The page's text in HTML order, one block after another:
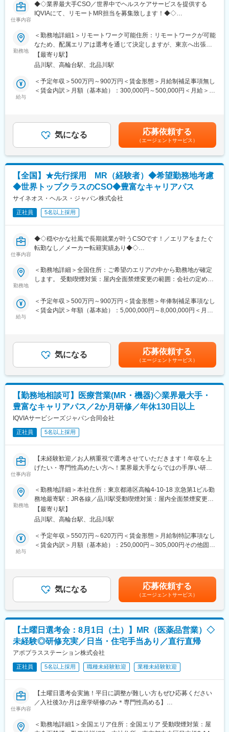
Gm8rqdqY
（2）明確な評価制度
自身の成果や頑張りが客観的に評価され、年収に反映されます。
手当もアップします。つまり、やりがいや努力がきちんと報われ
る報酬制度になっています。
（3）柔軟なキャリア
入社後は希望や経験に応じたプロジェクトに配属します。そのプ
ロジェクトが気に入り、メーカーからオファーを受けた場合、メ
ーカーに転籍することも可能です。オファーや延長依頼があった
としても、別のプロジェクトにチャレンジしたい場合は断ること
あります。
ばれる業種です。「新製品が発売されたため営業を増員したい」
「このエリアで営業活動を拡大したい」といったようなメーカー
からのオーダーに対し自社の社員を派遣しています。同社では転
職せずに様々な医薬品・医療機器を経験し、自身に合った営業ス
タイルを探ることが可能です。また、同社では全国転勤ではなく
地方単位内での転勤などエリアの相談が可能です。
変更の範囲：会社の定める業務
仕事内容
◆◇業界最大手CSO／世界中でヘルスケアサービスを提供する
IQVIAにて、リモートMR担当を募集致します！◆◇
【具体的な業務詳細】
国内トップクラスのプロジェクト受託実績を誇る当社の一員とし
て、医薬品PJなどを中心にリモートMRとしてクライアントビジ
ネス拡大に貢献していただきます。
具体的なプロジェクトは選考の過程でお伝えいたしますので、是
非お気軽にご応募くださいませ！
関与しています
・日本においても業界トップシェアを誇り、常時100以上のPJが
勤務地
＜勤務地詳細1＞リモートワーク可能住所：リモートワークが可能
なため、配属エリアは選考を通じて決定しますが、東京へ出張が
可能な方歓迎です。 受動喫煙対策：屋内全面禁煙＜勤務地詳細2
＞本社住所：東京都港区高輪4-10-18 京急第1ビル勤務地最寄駅：
定める事業所
【最寄り駅】
品川駅、高輪台駅、北品川駅
給与
＜予定年収＞500万円～900万円＜賃金形態＞月給制補足事項無し
＜賃金内訳＞月額（基本給）：300,000円～500,000円＜月給＞
ジェクト稼働手当(35,000円)、外勤日当（1日1,500円／外勤3.5時
間以上）■変動賞与制（6月・12月・3月）※平均実績6ヶ月分■イン
センティブ：3月（対象者）賃金はあくまでも目安の金額であり、
選考を通じて上下する可能性があります。月給(月額)は固定手当を
含めた表記です。
気になる 応募依頼する
（エージェントサービス）
【全国】★先行採用 MR（経験者）◆希望勤務地考慮
◆世界トップクラスのCSO◆豊富なキャリアパス
サイネオス・ヘルス・ジャパン株式会社
正社員 5名以上採用
仕事内容
◆◇穏やかな社風で長期就業が叶うCSOです！／エリアをまたぐ
転勤なし／メーカー転籍実績あり◆◇
■業務内容：
大手製薬会社などを中心としたクライアントのプロジェクトへの
報を収集を行っていただきます。
・新薬のプロモーション
も極力勤務地を考慮させていただきます）
※プロジェクトの状況によっては、選考保留（ご紹介できるプロジ
ェクトが出るまで保留）となる場合もございますのであらかじめ
ご認識の程よろしくお願いします※
■同社の魅力：
（1）充実したサポート体制
配属後は担当マネージャーが丁寧に支援します。日々の仕事の悩
みや、キャリア形成の相談等、伴走者として活躍をサポートしま
す。また知識・スキルレベルを上げるために様々な研修をご用意
自身の成果や頑張りが客観的に評価され、年収に反映されます。
また、在籍年数が増えると永年勤続報奨金や四半期一時金などの
る報酬制度になっています。
（3）柔軟なキャリア
入社後は希望や経験に応じたプロジェクトに配属します。そのプ
ロジェクトが気に入り、メーカーからオファーを受けた場合、メ
ーカーに転籍することも可能です。オファーや延長依頼があった
としても、別のプロジェクトにチャレンジしたい場合は断ること
もできます。また、定期的な面談を通じて、その時々に応じたプ
■同社について：
同社は、医療機器・製薬メーカーの営業領域を支援するCSOと呼
「このエリアで営業活動を拡大したい」といったようなメーカー
からのオーダーに対し自社の社員を派遣しています。同社では転
職せずに様々な医薬品・医療機器を経験し、自身に合った営業ス
タイルを探ることが可能です。また、同社では全国転勤ではなく
地方単位内での転勤などエリアの相談が可能です。
変更の範囲：会社の定める業務
勤務地
＜勤務地詳細＞全国住所：ご希望のエリアの中から勤務地が確定
します。 受動喫煙対策：屋内全面禁煙変更の範囲：会社の定める
給与
＜予定年収＞500万円～900万円＜賃金形態＞年俸制補足事項なし
＜賃金内訳＞年額（基本給）：5,000,000円～8,000,000円＜月額
度支給）※ただし支給条件有。賃金はあくまでも目安の金額であ
り、選考を通じて上下する可能性があります。月給(月額)は固定手
当を含めた表記です。
気になる 応募依頼する
（エージェントサービス）
【勤務地相談可】医療営業(MR・機器)◇業界最大手・
豊富なキャリアパス／2か月研修／年休130日以上
IQVIAサービシーズジャパン合同会社
正社員 5名以上採用
仕事内容
【未経験歓迎／お人柄重視で選考させていただきます！年収を上
げたい・専門性高めたい方へ！業界最大手ならではの手厚い研修
医薬品の営業担当者(MR)や医療機器営業担当者として、業界最大
手の同社で未経験から活動していただきます！
＼そもそもMRとは・・・？／
「医薬情報提供者」といい、一般的な営業職と違い専門資格を取
得して活動する専門的なお仕事です！
(※MR資格の取得に関しては万全のフォロー体制がございますので
ご安心くださいませ)
具体的な活動としては、既存の病院の医師や薬剤師の方に向け
通常の営業職とは異なりメインミッションは医薬品の情報提供と
なるため、原則として販売や納品は行いません。お医者様、病
院、地域医療のニーズや困りごとに対して寄り添った顧客活動が
可能となっております！
■MRのやりがい：
・社会貢献度の高い営業ができる！
→人の健康を左右する薬が商材であり、やりがいや誇りを持って
業務に臨んでいただけます。
・営業活動に専念できる！
は専門的な業務に専念できます。
勤務地
＜勤務地詳細＞本社住所：東京都港区高輪4-10-18 京急第1ビル勤
務地最寄駅：JR各線／品川駅受動喫煙対策：屋内全面禁煙変更の
範囲：会社の定める事業所
【最寄り駅】
品川駅、高輪台駅、北品川駅
給与
＜予定年収＞550万円～620万円＜賃金形態＞月給制特記事項なし
＜賃金内訳＞月額（基本給）：250,000円～305,000円その他固定
の目安となりますので前後する可能性がございます ・インセンテ
ィブは業績及び評価により変動の可能性あり・外勤手当：1日
1500円（外勤3.5時間以上）・変動賞与制：標準評価・年間6ヶ月
支給（昨年度実績）賃金はあくまでも目安の金額であり、選考を
通じて上下する可能性があります。月給(月額)は固定手当を含めた
表記です。
気になる 応募依頼する
（エージェントサービス）
【土曜日選考会：8月1日（土）】MR（医薬品営業）◇
未経験◎研修充実／日当・住宅手当あり／直行直帰
アポプラスステーション株式会社
正社員 5名以上採用 職種未経験歓迎 業種未経験歓迎
仕事内容
【土曜日選考会実施！平日に調整が難しい方もぜひ応募ください
／入社後3か月は座学研修のみ＊専門性高める】
８月１日（土）9:00～14:00スタートの中より調整可能です。
オンラインにて実施いたします。
＜勤務地詳細1＞全国エリア住所：全国エリア 受動喫煙対策：屋